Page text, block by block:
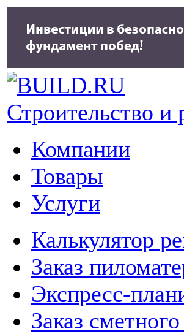
Строительство и
Компании
Товары
Услуги
Калькулятор
Заказ
Экспресс-
Заказ